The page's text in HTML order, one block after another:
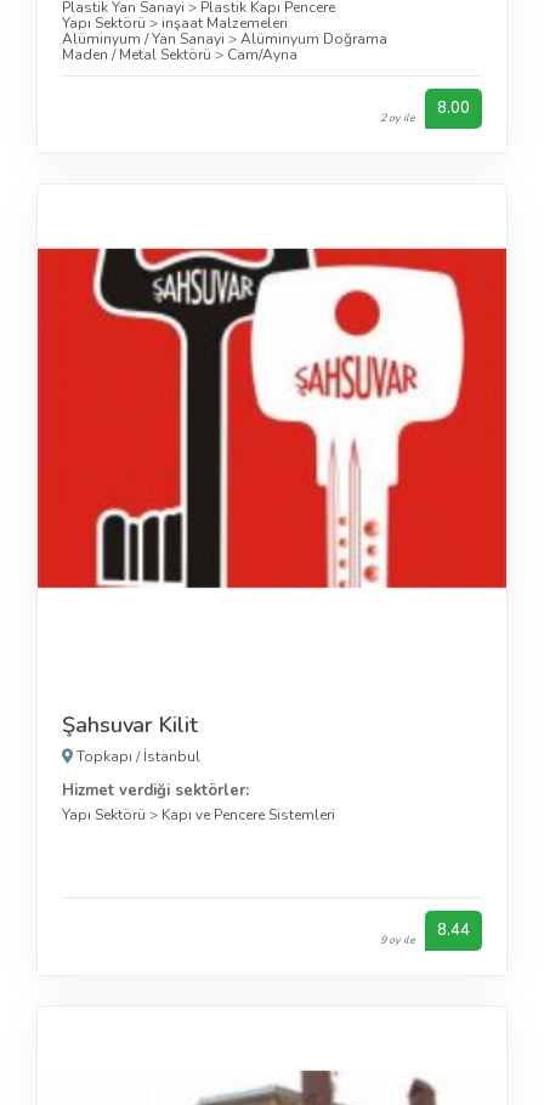
Plastik Yan Sanayi > Plastik Kapı Pencere
Yapı Sektörü > inşaat Malzemeleri
Alüminyum / Yan Sanayi >Alüminyum Doğrama
Maden / Metal Sektörü > Cam/Ayna
2 oy ile 8.00
Şahsuvar Kilit
Topkapı /İstanbul
Hizmet verdiği sektörler:
Yapı Sektörü > Kapı ve Pencere Sistemleri
9 oy ile 8.44